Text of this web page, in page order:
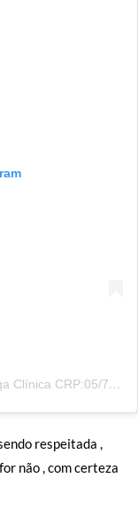
Uma publicação compartilhada por Psicóloga Clínica CRP:05/72660 (@raquel.mozer)
respeitada ,
não , com certeza